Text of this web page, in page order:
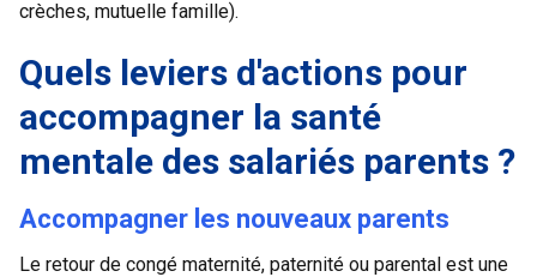
crèches, mutuelle famille).
Quels leviers d'actions pour
accompagner la santé
mentale des salariés parents ?
Accompagner les nouveaux parents
Le retour de congé maternité, paternité ou parental est une